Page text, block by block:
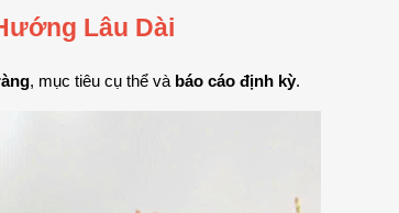
Lâu Dài
, mục tiêu cụ thể và báo cáo định kỳ.